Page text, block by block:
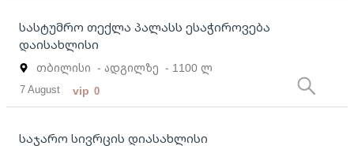
სასტუმრო თექლა პალასს ესაჭიროვება
დაისახლისი
თბილისი - ადგილზე - 1100 ლ
7 August vip 0
საჯარო სივრცის დიასახლისი